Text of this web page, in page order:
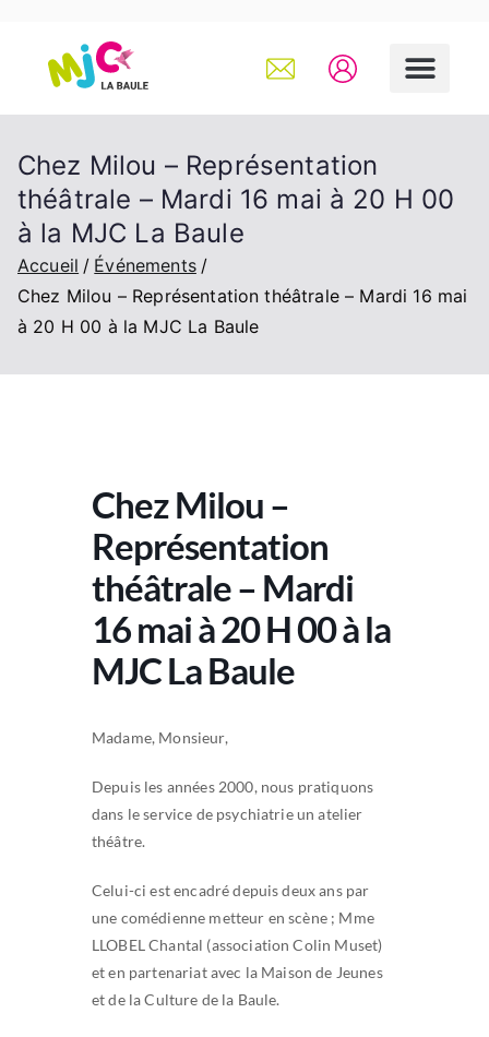
Chez Milou – Représentation
théâtrale – Mardi 16 mai à 20 H 00
à la MJC La Baule
Accueil
Événements
Chez Milou – Représentation théâtrale – Mardi 16 mai
à 20 H 00 à la MJC La Baule
Chez Milou –
Représentation
théâtrale – Mardi
16 mai à 20 H 00 à la
MJC La Baule
Madame, Monsieur,
Depuis les années 2000, nous pratiquons
dans le service de psychiatrie un atelier
théâtre.
Celui-ci est encadré depuis deux ans par
une comédienne metteur en scène ; Mme
LLOBEL Chantal (association Colin Muset)
et en partenariat avec la Maison de Jeunes
et de la Culture de la Baule.